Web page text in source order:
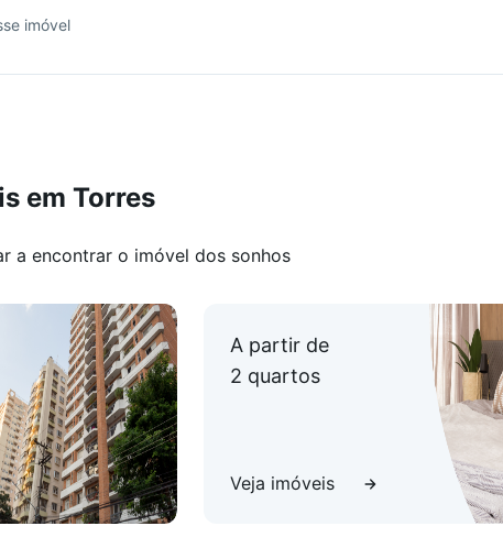
imóvel
em Torres
a encontrar o imóvel dos sonhos
A partir de
2 quartos
Veja imóveis